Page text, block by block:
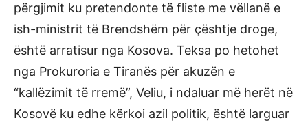
përgjimit ku pretendonte të fliste me vëllanë e
ish-ministrit të Brendshëm për çështje droge,
është arratisur nga Kosova. Teksa po hetohet
nga Prokuroria e Tiranës për akuzën e
“kallëzimit të rremë”, Veliu, i ndaluar më herët në
Kosovë ku edhe kërkoi azil politik, është larguar